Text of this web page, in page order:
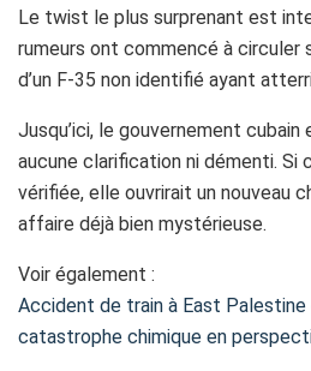
Le twist le plus surprenant est
rumeurs ont commencé à
d’un F-35 non identifié ayant
Jusqu’ici, le gouvernement
aucune clarification ni démenti.
vérifiée, elle ouvrirait un nouveau
affaire déjà bien mystérieuse.
Voir également :
Accident de train à East Palestine
catastrophe chimique en